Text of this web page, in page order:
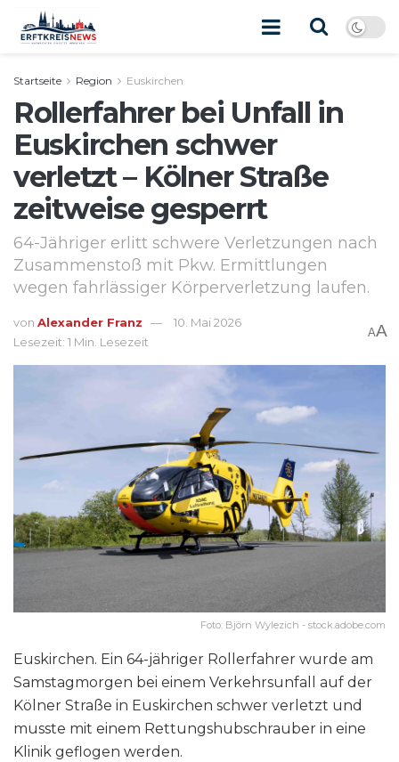
Startseite Region Euskirchen
Rollerfahrer bei Unfall in
Euskirchen schwer
verletzt – Kölner Straße
zeitweise gesperrt
64-Jähriger erlitt schwere Verletzungen nach
Zusammenstoß mit Pkw. Ermittlungen
wegen fahrlässiger Körperverletzung laufen.
von Alexander Franz
10. Mai 2026
Lesezeit: 1 Min. Lesezeit
AA
Foto: Björn Wylezich - stock.adobe.com
Euskirchen. Ein 64-jähriger Rollerfahrer wurde am
Samstagmorgen bei einem Verkehrsunfall auf der
Kölner Straße in Euskirchen schwer verletzt und
musste mit einem Rettungshubschrauber in eine
Klinik geflogen werden.